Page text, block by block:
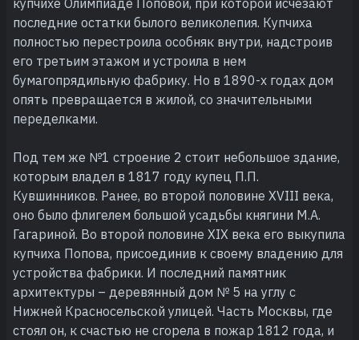
купчихе Олимпиаде Поповой, при которой исчезают
последние остатки былого великолепия. Купчиха
полностью перестроила особняк внутри, надстроив
его третьим этажом и устроила в нем
бумагопрядильную фабрику. Но в 1890-х годах дом
опять превращается в жилой, со значительными
переделками.
Под тем же №1 строение 2 стоит небольшое здание,
которым владел в 1817 году купец П.П.
Кувшинников. Ранее, во второй половине XVIII века,
оно было флигелем большой усадьбы княгини М.А.
Гагариной. Во второй половине XIX века его выкупила
купчиха Попова, присоединив к своему владению для
устройства фабрики. И последний памятник
архитектуры – деревянный дом № 5 на углу с
Нижней Красносельской улицей. Часть Москвы, где
стоял он, к счастью не сгорела в пожар 1812 года, и